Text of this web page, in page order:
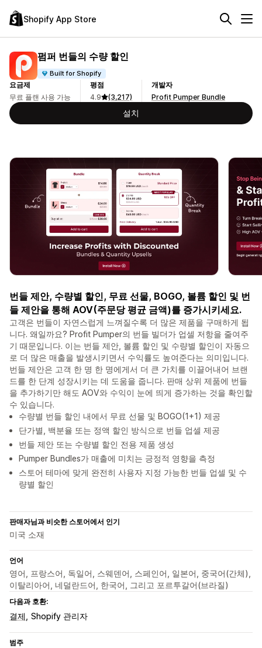
Shopify App Store
펌퍼 번들의 수량 할인
Built for Shopify
요금제
무료 플랜 사용 가능
평점
4.9
(3,217)
개발자
Profit Pumper Bundle
설치
번들 제안, 수량별 할인, 무료 선물, BOGO, 볼륨 할인 및 번
들 제안을 통해 AOV(주문당 평균 금액)를 증가시키세요.
고객은 번들이 자연스럽게 느껴질수록 더 많은 제품을 구매하게 됩
니다. 왜일까요? Profit Pumper의 번들 빌더가 업셀 저항을 줄여주
기 때문입니다. 이는 번들 제안, 볼륨 할인 및 수량별 할인이 자동으
로 더 많은 매출을 발생시키면서 수익률도 높여준다는 의미입니다.
번들 제안은 고객 한 명 한 명에게서 더 큰 가치를 이끌어내어 브랜
드를 한 단계 성장시키는 데 도움을 줍니다. 판매 상위 제품에 번들
을 추가하기만 해도 AOV와 수익이 눈에 띄게 증가하는 것을 확인할
수 있습니다.
수량별 번들 할인 내에서 무료 선물 및 BOGO(1+1) 제공
단가별, 백분율 또는 정액 할인 방식으로 번들 업셀 제공
번들 제안 또는 수량별 할인 전용 제품 생성
Pumper Bundles가 매출에 미치는 긍정적 영향을 측정
스토어 테마에 맞게 완전히 사용자 지정 가능한 번들 업셀 및 수
량별 할인
판매자님과 비슷한 스토어에서 인기
미국 소재
언어
영어, 프랑스어, 독일어, 스웨덴어, 스페인어, 일본어, 중국어(간체),
이탈리아어, 네덜란드어, 한국어, 그리고 포르투갈어(브라질)
다음과 호환:
결제 Shopify 관리자
범주